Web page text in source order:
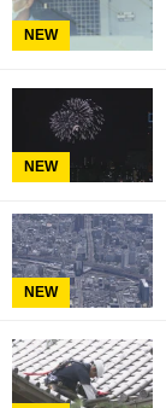
NEW
NEW
NEW